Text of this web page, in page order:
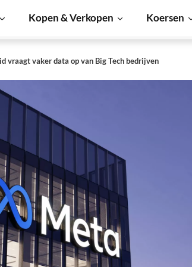
Kopen & Verkopen Koersen
vraagt vaker data op van Big Tech bedrijven